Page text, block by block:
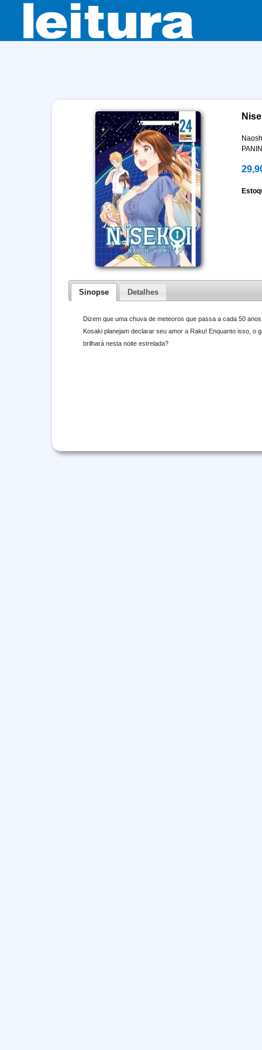
Sinopse Detalhes
Dizem que uma chuva de meteoros que passa a cada 50
Kosaki planejam declarar seu amor a Raku! Enquanto isso,
brilhará nesta noite estrelada?